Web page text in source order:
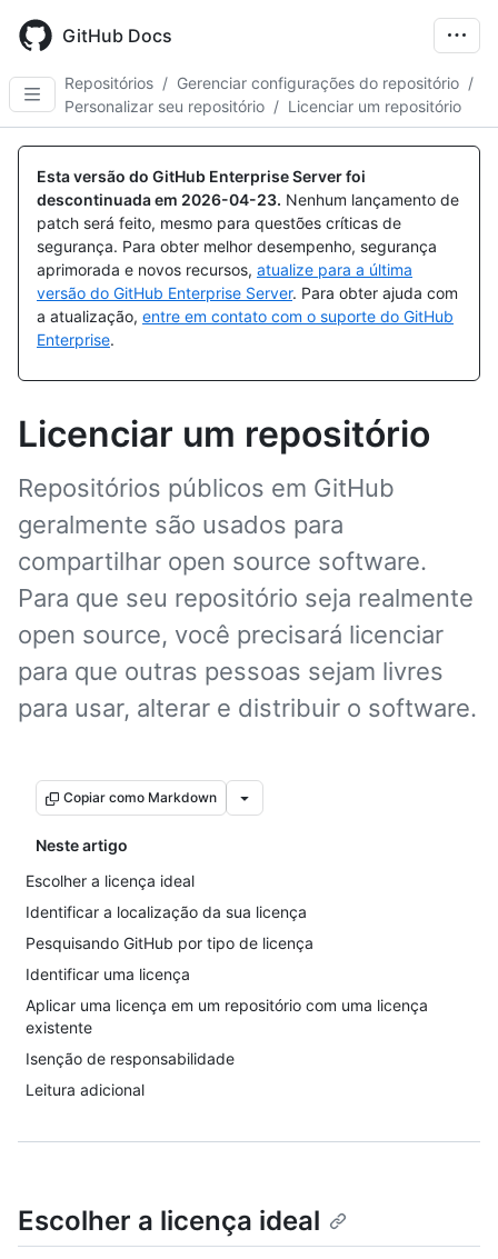
main
content
GitHub Docs
Repositórios / Gerenciar configurações do repositório /
Personalizar seu repositório / Licenciar um repositório
Esta versão do GitHub Enterprise Server foi
descontinuada em 2026-04-23. Nenhum lançamento de
patch será feito, mesmo para questões críticas de
segurança. Para obter melhor desempenho, segurança
aprimorada e novos recursos, atualize para a última
versão do GitHub Enterprise Server. Para obter ajuda com
a atualização, entre em contato com o suporte do GitHub
Enterprise.
Licenciar um repositório
Repositórios públicos em GitHub
geralmente são usados para
compartilhar open source software.
Para que seu repositório seja realmente
open source, você precisará licenciar
para que outras pessoas sejam livres
para usar, alterar e distribuir o software.
Copiar como Markdown
Neste artigo
Escolher a licença ideal
Identificar a localização da sua licença
Pesquisando GitHub por tipo de licença
Identificar uma licença
Aplicar uma licença em um repositório com uma licença
existente
Isenção de responsabilidade
Leitura adicional
Escolher a licença ideal